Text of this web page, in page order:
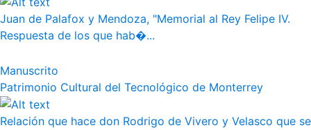
Juan de Palafox y Mendoza, "Memorial al Rey Felipe IV.
Respuesta de los que hab�...
Manuscrito
Patrimonio Cultural del Tecnológico de Monterrey
Relación que hace don Rodrigo de Vivero y Velasco que se